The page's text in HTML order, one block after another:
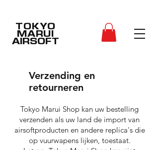
TOKYO
MARUI
AIRSOFT
Verzending en
retourneren
Tokyo Marui Shop kan uw bestelling
verzenden als uw land de import van
airsoftproducten en andere replica's die
op vuurwapens lijken, toestaat.